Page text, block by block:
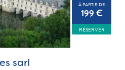
À PARTIR DE
199 €
RÉSERVER
sarl